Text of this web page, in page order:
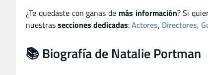
¿Te quedaste con ganas de más información? Si
nuestrassecciones dedicadas:Actores, Directores,
📚 Biografía de Natalie Portman